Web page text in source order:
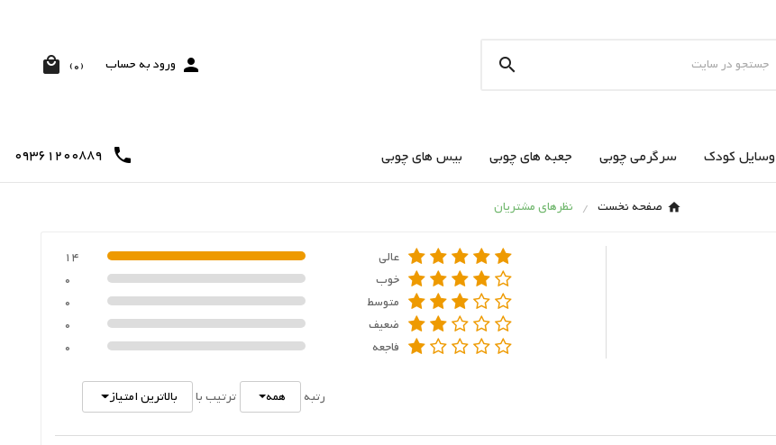

 ورود به حساب  (0)
وسایل کودک سرگرمی چوبی جعبه های چوبی بیس های چوبی 
09361200889
صفحه نخست نظرهای مشتریان
عالی
14
خوب
0
متوسط
0
ضعیف
0
فاجعه
0
رتبه همه ترتیب با بالاترین امتیاز